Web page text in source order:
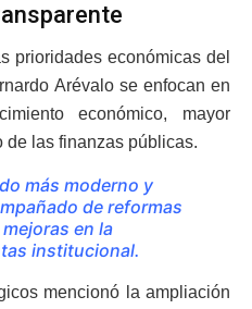
prioridades económicas del
Arévalo se enfocan en
económico, mayor
de las finanzas públicas.
más moderno y
de reformas
en la
institucional.
mencionó la ampliación